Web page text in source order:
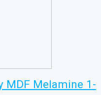
MDF Melamine 1-